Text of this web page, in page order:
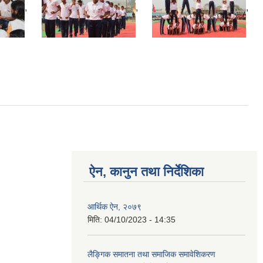
, , ,
ऐन, कानुन तथा निर्देशिका
आर्थिक ऐन, २०७९
मिति: 04/10/2023 - 14:35
लैङ्गिक समातना तथा समाजिक समावेशिकरण